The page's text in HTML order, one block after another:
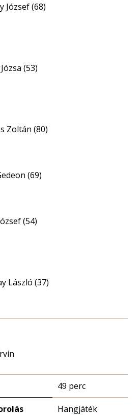
József (68)
(53)
Zoltán (80)
(69)
(54)
László (37)
49 perc
Hangjáték